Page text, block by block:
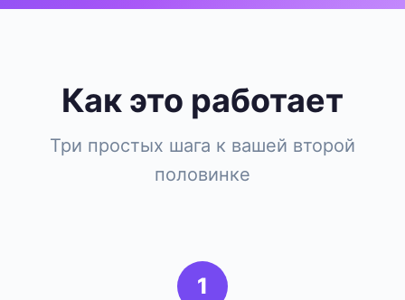
Как это работает
Три простых шага к вашей второй
половинке
1